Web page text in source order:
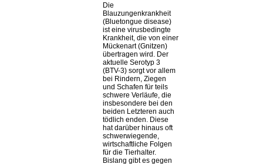
Die
Blauzungenkrankheit
(Bluetongue disease)
ist eine virusbedingte
Krankheit, die von einer
Mückenart (Gnitzen)
übertragen wird. Der
aktuelle Serotyp 3
(BTV-3) sorgt vor allem
bei Rindern, Ziegen
und Schafen für teils
schwere Verläufe, die
insbesondere bei den
beiden Letzteren auch
tödlich enden. Diese
hat darüber hinaus oft
schwerwiegende,
wirtschaftliche Folgen
für die Tierhalter.
Bislang gibt es gegen